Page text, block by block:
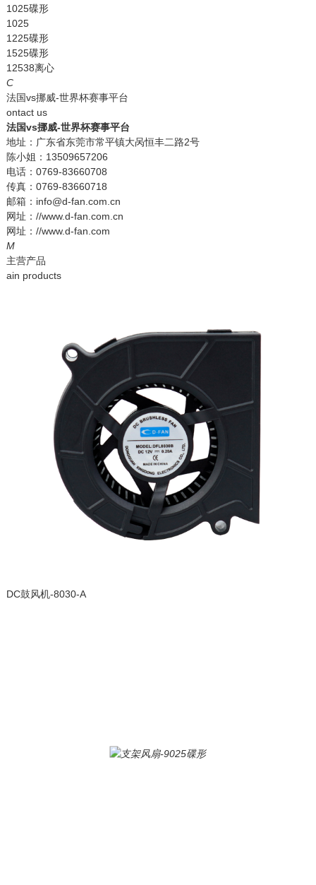
1025碟形
1025
1225碟形
1525碟形
12538离心
C
法国vs挪威-世界杯赛事平台
ontact us
法国vs挪威-世界杯赛事平台
地址：广东省东莞市常平镇大呙恒丰二路2号
陈小姐：13509657206
电话：0769-83660708
传真：0769-83660718
邮箱：info@d-fan.com.cn
网址：//www.d-fan.com.cn
网址：//www.d-fan.com
M
主营产品
ain products
DC鼓风机-8030-A